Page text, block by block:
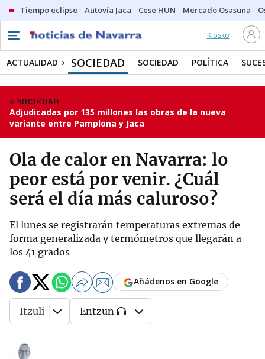
Tiempo eclipse Autovía Jaca Cese HUN Mercado Osasuna
Kiosko
ACTUALIDAD SOCIEDAD SOCIEDAD POLÍTICA
SOCIEDAD
Adjudicadas por 135 millones las obras de la nueva
variante entre Pamplona y Jaca
Ola de calor en Navarra: lo
peor está por venir. ¿Cuál
será el día más caluroso?
El lunes se registrarán temperaturas extremas de
forma generalizada y termómetros que llegarán a
los 41 grados
Añádenos en Google
Itzuli Entzun